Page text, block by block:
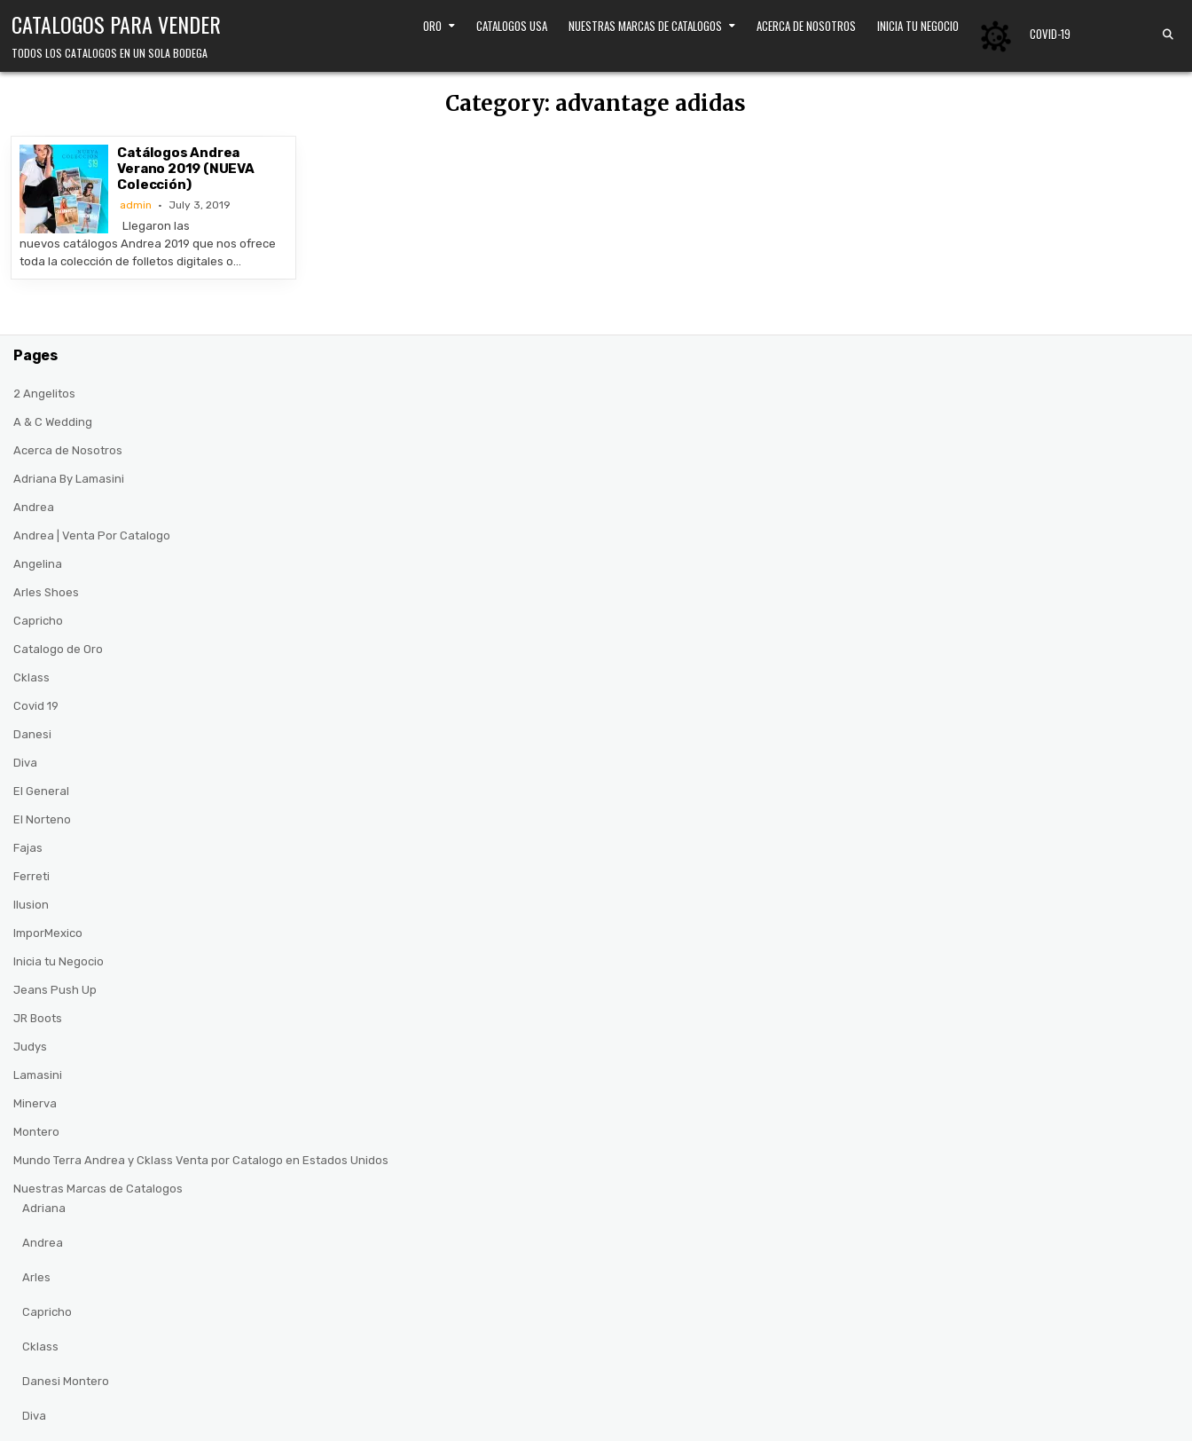
CATALOGOS PARA VENDER
TODOS LOS CATALOGOS EN UN SOLA BODEGA
ORO CATALOGOS USA NUESTRAS MARCAS DE CATALOGOS ACERCA DE NOSOTROS INICIA TU NEGOCIO COVID-19
Category: advantage adidas
Catálogos Andrea
Verano 2019 (NUEVA
Colección)
admin July 3, 2019
Llegaron las
nuevos catálogos Andrea 2019 que nos ofrece
toda la colección de folletos digitales o…
Pages
2 Angelitos
A & C Wedding
Acerca de Nosotros
Adriana By Lamasini
Andrea
Andrea | Venta Por Catalogo
Angelina
Arles Shoes
Capricho
Catalogo de Oro
Cklass
Covid 19
Danesi
Diva
El General
El Norteno
Fajas
Ferreti
Ilusion
ImporMexico
Inicia tu Negocio
Jeans Push Up
JR Boots
Judys
Lamasini
Minerva
Montero
Mundo Terra Andrea y Cklass Venta por Catalogo en Estados Unidos
Nuestras Marcas de Catalogos
Adriana
Andrea
Arles
Capricho
Cklass
Danesi Montero
Diva